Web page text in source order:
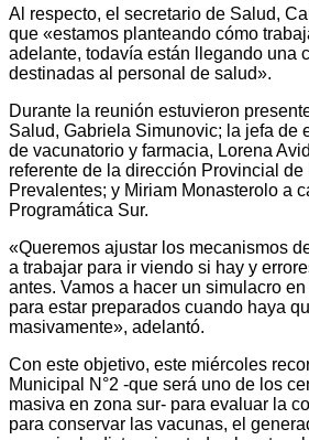
Al respecto, el secretario de Salud,
que «estamos planteando cómo
adelante, todavía están llegando una
destinadas al personal de salud».
Durante la reunión estuvieron
Salud, Gabriela Simunovic; la jefa de
de vacunatorio y farmacia, Lorena
referente de la dirección Provincial
Prevalentes; y Miriam Monasterolo a
Programática Sur.
«Queremos ajustar los mecanismos
a trabajar para ir viendo si hay y
antes. Vamos a hacer un simulacro
para estar preparados cuando haya
masivamente», adelantó.
Con este objetivo, este miércoles
Municipal N°2 -que será uno de los
masiva en zona sur- para evaluar la
para conservar las vacunas, el